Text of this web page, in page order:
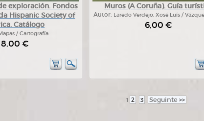
exploración. Fondos
Hispanic Society of
Catálogo
/ Cartografía
€
Muros (A Coruña). Guía
Autor: Laredo Verdejo, Xosé Luís /
6,00 €
1 2 3 Seguinte >>